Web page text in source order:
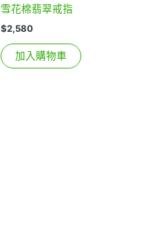
雪花棉翡翠戒指
$2,580
加入購物車